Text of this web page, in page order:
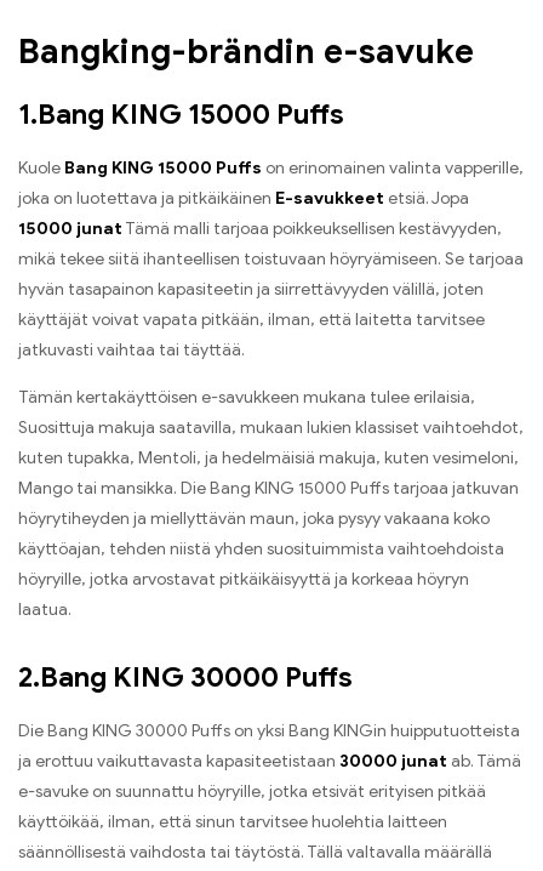
Bangking-brändin e-savuke
1.Bang KING 15000 Puffs
Kuole Bang KING 15000 Puffs on erinomainen valinta vapperille,
joka on luotettava ja pitkäikäinen E-savukkeet etsiä. Jopa
15000 junat Tämä malli tarjoaa poikkeuksellisen kestävyyden,
mikä tekee siitä ihanteellisen toistuvaan höyryämiseen. Se tarjoaa
hyvän tasapainon kapasiteetin ja siirrettävyyden välillä, joten
käyttäjät voivat vapata pitkään, ilman, että laitetta tarvitsee
jatkuvasti vaihtaa tai täyttää.
Tämän kertakäyttöisen e-savukkeen mukana tulee erilaisia,
Suosittuja makuja saatavilla, mukaan lukien klassiset vaihtoehdot,
kuten tupakka, Mentoli, ja hedelmäisiä makuja, kuten vesimeloni,
Mango tai mansikka. Die Bang KING 15000 Puffs tarjoaa jatkuvan
höyrytiheyden ja miellyttävän maun, joka pysyy vakaana koko
käyttöajan, tehden niistä yhden suosituimmista vaihtoehdoista
höyryille, jotka arvostavat pitkäikäisyyttä ja korkeaa höyryn
laatua.
2.Bang KING 30000 Puffs
Die Bang KING 30000 Puffs on yksi Bang KINGin huipputuotteista
ja erottuu vaikuttavasta kapasiteetistaan 30000 junat ab. Tämä
e-savuke on suunnattu höyryille, jotka etsivät erityisen pitkää
käyttöikää, ilman, että sinun tarvitsee huolehtia laitteen
säännöllisestä vaihdosta tai täytöstä. Tällä valtavalla määrällä